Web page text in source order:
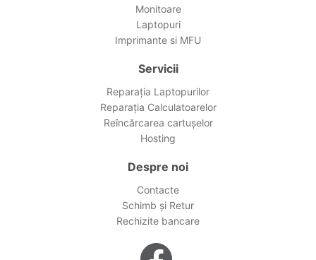
Monitoare
Laptopuri
Imprimante si MFU
Servicii
Reparația Laptopurilor
Reparația Calculatoarelor
Reîncărcarea cartușelor
Hosting
Despre noi
Contacte
Schimb și Retur
Rechizite bancare